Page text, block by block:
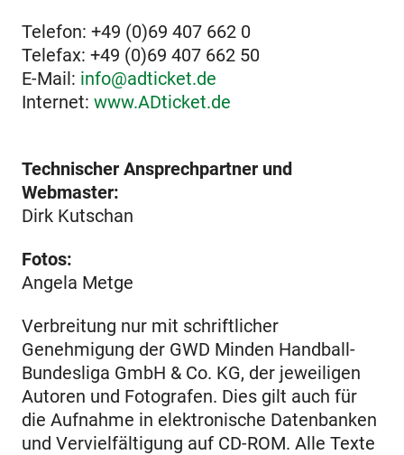
Telefon: +49 (0)69 407 662 0
Telefax: +49 (0)69 407 662 50
E-Mail: info@adticket.de
Internet: www.ADticket.de
Technischer Ansprechpartner und
Webmaster:
Dirk Kutschan
Fotos:
Angela Metge
Verbreitung nur mit schriftlicher
Genehmigung der GWD Minden Handball-
Bundesliga GmbH & Co. KG, der jeweiligen
Autoren und Fotografen. Dies gilt auch für
die Aufnahme in elektronische Datenbanken
und Vervielfältigung auf CD-ROM. Alle Texte